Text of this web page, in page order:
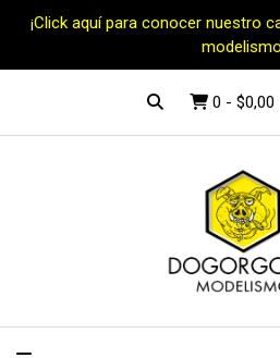
¡Click aquí para conocer nuestro
0 - $0,00